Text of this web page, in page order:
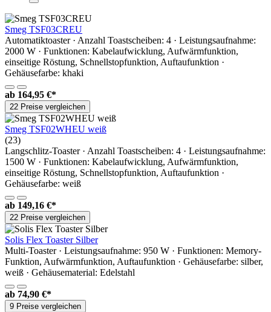
Smeg TSF03CREU
Automatiktoaster · Anzahl Toastscheiben: 4 · Leistungsaufnahme:
2000 W · Funktionen: Kabelaufwicklung, Aufwärmfunktion,
einseitige Röstung, Schnellstopfunktion, Auftaufunktion ·
Gehäusefarbe: khaki
ab 164,95 €*
22 Preise vergleichen
Smeg TSF02WHEU weiß
(23)
Langschlitz-Toaster · Anzahl Toastscheiben: 4 · Leistungsaufnahme:
1500 W · Funktionen: Kabelaufwicklung, Aufwärmfunktion,
einseitige Röstung, Schnellstopfunktion, Auftaufunktion ·
Gehäusefarbe: weiß
ab 149,16 €*
22 Preise vergleichen
Solis Flex Toaster Silber
Multi-Toaster · Leistungsaufnahme: 950 W · Funktionen: Memory-
Funktion, Aufwärmfunktion, Auftaufunktion · Gehäusefarbe: silber,
weiß · Gehäusematerial: Edelstahl
ab 74,90 €*
9 Preise vergleichen